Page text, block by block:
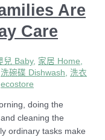
Are
Care
兒 Baby, 家居 Home
洗碗碟 Dishwash
洗衣
ecostore
doing the
cleaning the
ordinary tasks make